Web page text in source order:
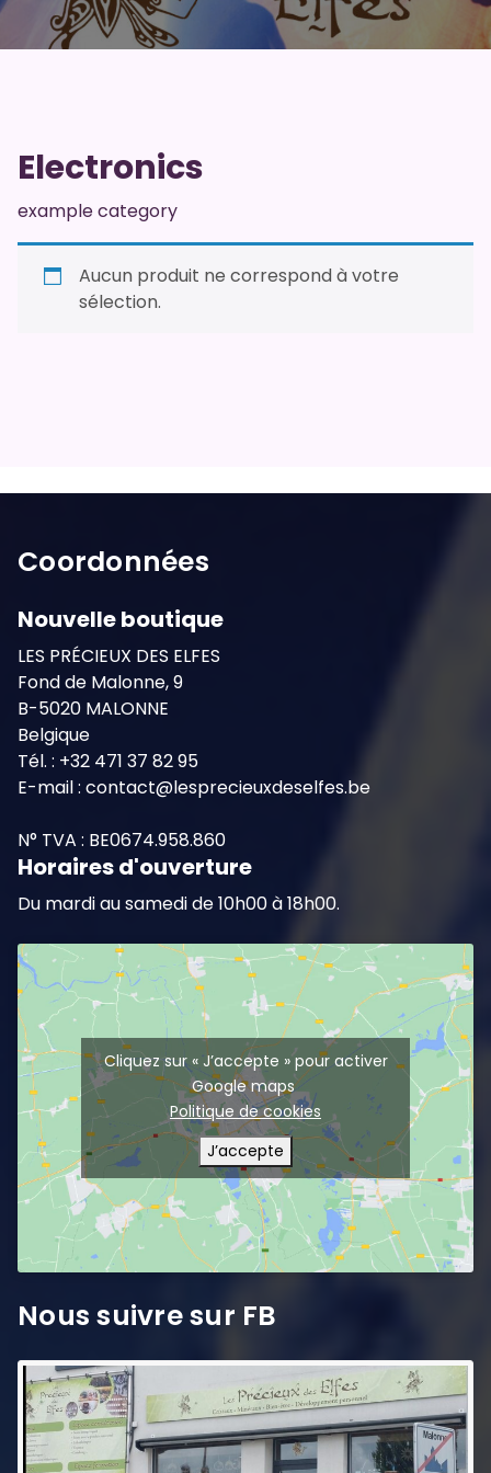
Electronics
example category
Aucun produit ne correspond à votre
sélection.
Coordonnées
Nouvelle boutique
LES PRÉCIEUX DES ELFES
Fond de Malonne, 9
B-5020 MALONNE
Belgique
Tél. : +32 471 37 82 95
E-mail : contact@lesprecieuxdeselfes.be
N° TVA : BE0674.958.860
Horaires d'ouverture
Du mardi au samedi de 10h00 à 18h00.
Cliquez sur « J’accepte » pour activer
Google maps
Politique de cookies
J’accepte
Nous suivre sur FB